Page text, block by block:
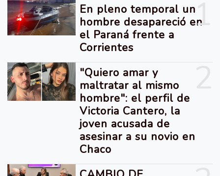
1
En pleno temporal un
hombre desapareció en
el Paraná frente a
Corrientes
"Quiero amar y
maltratar al mismo
hombre": el perfil de
Victoria Cantero, la
joven acusada de
asesinar a su novio en
Chaco